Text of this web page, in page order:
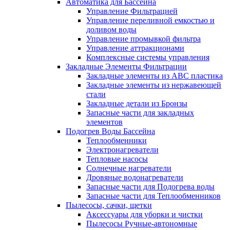
Управление Фильтрацией
Управление переливной емкостью и
доливом воды
Управление промывкой фильтра
Управление аттракционами
Комплексные системы управления
Закладные Элементы Фильтрации
Закладные элементы из ABC пластика
Закладные элементы из нержавеющей
стали
Закладные детали из Бронзы
Запасные части для закладных
элементов
Подогрев Воды Бассейна
Теплообменники
Электронагреватели
Тепловые насосы
Солнечные нагреватели
Дровяные водонагреватели
Запасные части для Подогрева воды
Запасные части для Теплообменников
Пылесосы, сачки, щетки
Аксессуары для уборки и чистки
Пылесосы Ручные-автономные